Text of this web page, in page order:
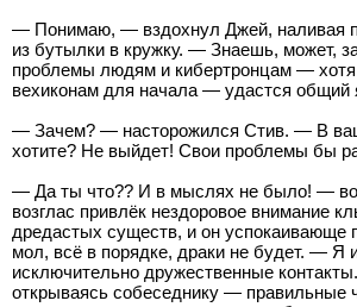
— Понимаю, — вздохнул Джей, наливая
из бутылки в кружку. — Знаешь, может,
проблемы людям и кибертронцам —
вехиконам для начала — удастся общий
— Зачем? — насторожился Стив. — В
хотите? Не выйдет! Свои проблемы бы
— Да ты что?? И в мыслях не было! —
возглас привлёк нездоровое внимание
дредастых существ, и он
мол, всё в порядке, драки не будет. — Я
исключительно дружественные
открываясь собеседнику — правильные